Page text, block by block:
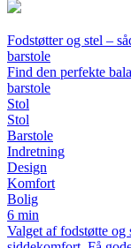
Fodstøtter og stel –
barstole
Find den perfekte
barstole
Stol
Stol
Barstole
Indretning
Design
Komfort
Bolig
6 min
Valget af fodstøtte og